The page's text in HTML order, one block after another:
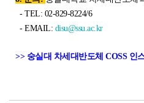
- TEL: 02-829-8224/6
- EMAIL: disu@ssu.ac.kr
>> 숭실대 차세대반도체 COSS 인